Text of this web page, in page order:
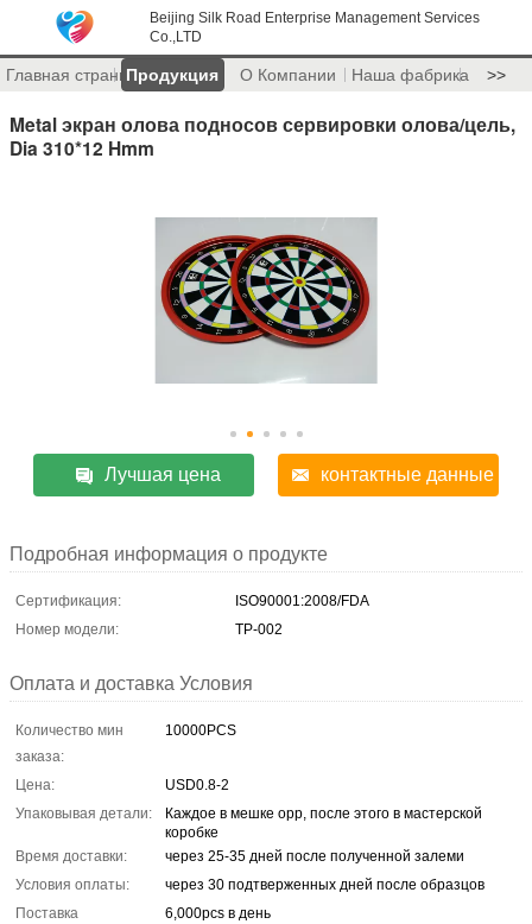
Beijing Silk Road Enterprise Management Services
Co.,LTD
Главная страницаПродукция О Компании Наша фабрика >>
Metal экран олова подносов сервировки олова/цель,
Dia 310*12 Hmm
Лучшая цена контактные данные
Подробная информация о продукте
Сертификация:
ISO90001:2008/FDA
Номер модели:
TP-002
Оплата и доставка Условия
Количество мин
заказа:
10000PCS
Цена:
USD0.8-2
Упаковывая детали:
Каждое в мешке opp, после этого в мастерской
коробке
Время доставки:
через 25-35 дней после полученной залеми
Условия оплаты:
через 30 подтверженных дней после образцов
Поставка
6,000pcs в день